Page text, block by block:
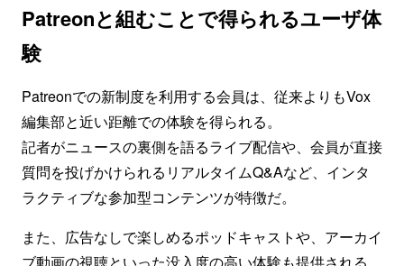
Patreonと組むことで得られるユーザ体
験
Patreonでの新制度を利用する会員は、従来よりもVox
編集部と近い距離での体験を得られる。
記者がニュースの裏側を語るライブ配信や、会員が直接
質問を投げかけられるリアルタイムQ&Aなど、インタ
ラクティブな参加型コンテンツが特徴だ。
また、広告なしで楽しめるポッドキャストや、アーカイ